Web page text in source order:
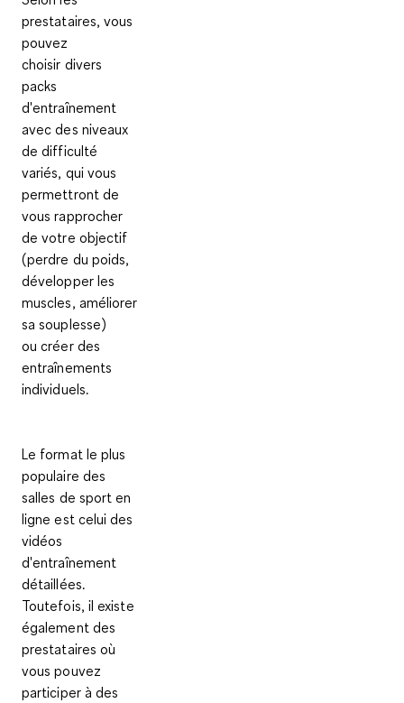
prestataires, vous
pouvez
choisir divers
packs
d'entraînement
avec des niveaux
de difficulté
variés, qui vous
permettront de
vous rapprocher
de votre objectif
(perdre du poids,
développer les
muscles, améliorer
sa souplesse)
oucréer des
entraînements
individuels.
Le format le plus
populaire des
salles de sport en
ligne est celuides
vidéos
d'entraînement
détaillées.
Toutefois, il existe
également des
prestataires où
vous pouvez
participer àdes